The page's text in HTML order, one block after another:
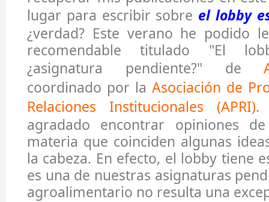
lugar para escribir sobre el lobby
¿verdad? Este verano he podido
recomendable titulado "El
¿asignatura pendiente?" de
coordinado por la Asociación de
Relaciones Institucionales (APRI).
agradado encontrar opiniones
materia que coinciden algunas
la cabeza. En efecto, el lobby tiene
es una de nuestras asignaturas
agroalimentario no resulta una